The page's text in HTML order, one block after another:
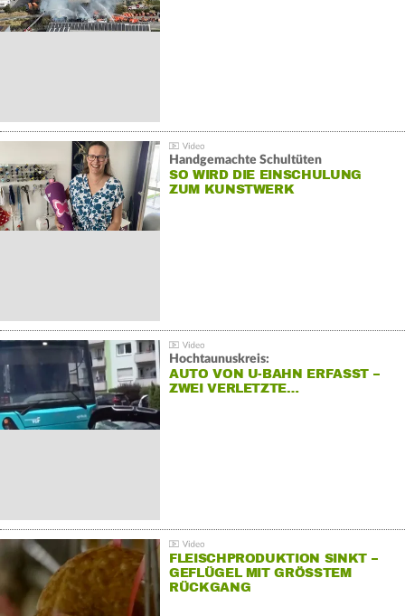
Handgemachte Schultüten
SO WIRD DIE EINSCHULUNG
ZUM KUNSTWERK
Hochtaunuskreis:
AUTO VON U-BAHN ERFASST –
ZWEI VERLETZTE…
FLEISCHPRODUKTION SINKT –
GEFLÜGEL MIT GRÖSSTEM R
ÜCKGANG